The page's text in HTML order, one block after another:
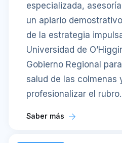
especializada,
un apiario
de la estrategia
Universidad de
Gobierno Regional
salud de las colmenas
profesionalizar el rubro.
Saber más